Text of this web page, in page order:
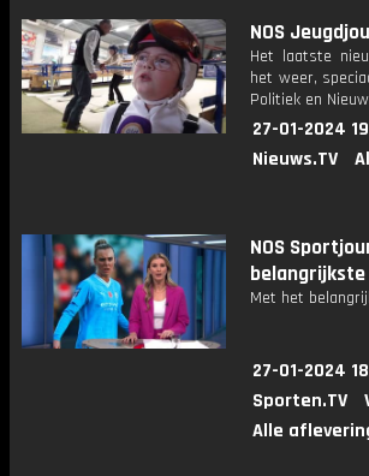
NOS
Het laatste
het weer,
Politiek en
27-01-2024
Nieuws.TV
NOS
Met het
27-01-2024
Sporten.TV
Alle